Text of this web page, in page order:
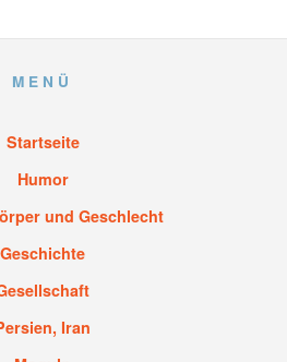
MENÜ
Startseite
Humor
und Geschlecht
Geschichte
Iran